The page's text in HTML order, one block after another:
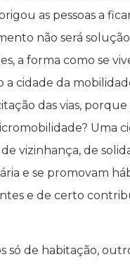
as pessoas a
não será
a forma como se
cidade da
das vias,
Uma
vizinhança, de
e se promovam
e de certo
só de habitação,